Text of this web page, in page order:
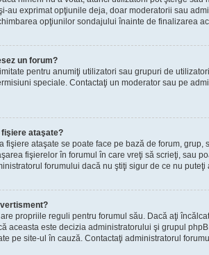
au exprimat opţiunile deja, doar moderatorii sau
opţiunilor sondajului înainte de finalizarea
un forum?
pentru anumiţi utilizatori sau grupuri de
speciale. Contactaţi un moderator sau pe
fişiere ataşate?
fişiere ataşate se poate face pe bază de forum, grup,
fişierelor în forumul în care vreţi să scrieţi, sau
forumului dacă nu ştiţi sigur de ce nu
propriile reguli pentru forumul său. Dacă aţi
aceasta este decizia administratorului şi grupul
pe site-ul în cauză. Contactaţi administratorul